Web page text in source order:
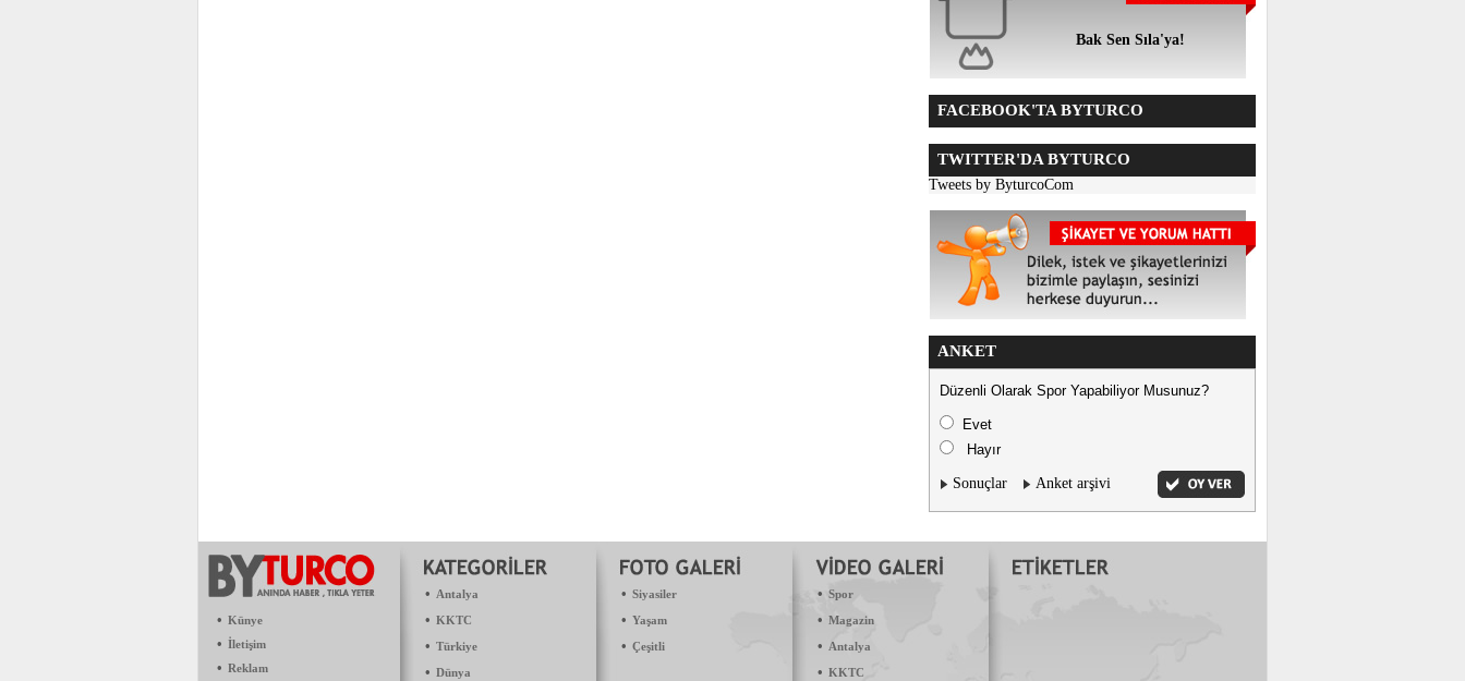
Bak Sen Sıla'ya!
FACEBOOK'TA BYTURCO
TWITTER'DA BYTURCO
Tweets by ByturcoCom
ANKET
Düzenli Olarak Spor Yapabiliyor Musunuz?
Evet
Hayır
Sonuçlar Anket arşivi
• Künye
• İletişim
• Reklam
• Antalya
• KKTC
• Türkiye
• Dünya
• Siyasiler
• Yaşam
• Çeşitli
• Spor
• Magazin
• Antalya
• KKTC